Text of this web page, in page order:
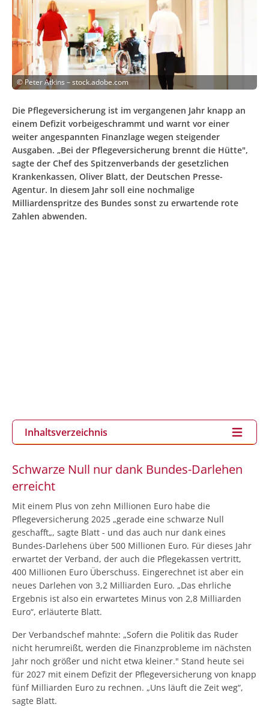
©Peter Atkins – stock.adobe.com
Die Pflegeversicherung ist im vergangenen Jahr knapp an
einem Defizit vorbeigeschrammt und warnt vor einer
weiter angespannten Finanzlage wegen steigender
Ausgaben. „Bei der Pflegeversicherung brennt die Hütte",
sagte der Chef des Spitzenverbands der gesetzlichen
Krankenkassen, Oliver Blatt, der Deutschen Presse-
Agentur. In diesem Jahr soll eine nochmalige
Milliardenspritze des Bundes sonst zu erwartende rote
Zahlen abwenden.
Inhaltsverzeichnis
Schwarze Null nur dank Bundes-Darlehen
erreicht
Mit einem Plus von zehn Millionen Euro habe die
Pflegeversicherung 2025 „gerade eine schwarze Null
geschafft„, sagte Blatt - und das auch nur dank eines
Bundes-Darlehens über 500 Millionen Euro. Für dieses Jahr
erwartet der Verband, der auch die Pflegekassen vertritt,
400 Millionen Euro Überschuss. Eingerechnet ist aber ein
neues Darlehen von 3,2 Milliarden Euro. „Das ehrliche
Ergebnis ist also ein erwartetes Minus von 2,8 Milliarden
Euro“, erläuterte Blatt.
Der Verbandschef mahnte: „Sofern die Politik das Ruder
nicht herumreißt, werden die Finanzprobleme im nächsten
Jahr noch größer und nicht etwa kleiner." Stand heute sei
für 2027 mit einem Defizit der Pflegeversicherung von knapp
fünf Milliarden Euro zu rechnen. „Uns läuft die Zeit weg“,
sagte Blatt.